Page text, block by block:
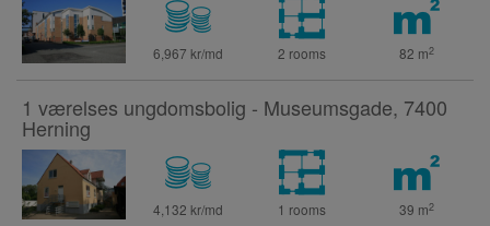
6,967 kr/md 2 rooms 82 m2
1 værelses ungdomsbolig - Museumsgade, 7400
Herning
4,132 kr/md 1 rooms 39 m2